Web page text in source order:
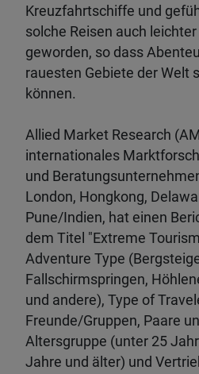
Kreuzfahrtschiffe und
solche Reisen auch
geworden, so dass
rauesten Gebiete der Welt
können.
Allied Market Research
internationales
und
London, Hongkong,
Pune/Indien, hat einen
dem Titel "Extreme
Adventure Type
Fallschirmspringen,
und andere), Type of
Freunde/Gruppen, Paare
Altersgruppe (unter 25
Jahre und älter) und